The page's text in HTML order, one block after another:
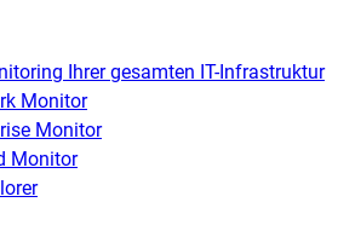
Ihrer gesamten IT-Infrastruktur
Monitor
Monitor
Monitor